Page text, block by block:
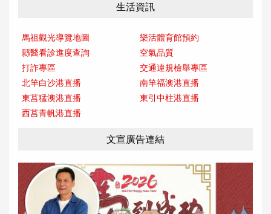
生活資訊
馬祖觀光導覽地圖
樂活體育館預約
縣醫看診進度查詢
空氣品質
打詐專區
交通違規檢舉專區
北竿白沙港直播
南竿福澳港直播
東莒猛澳港直播
東引中柱港直播
西莒青帆港直播
文宣廣告連結